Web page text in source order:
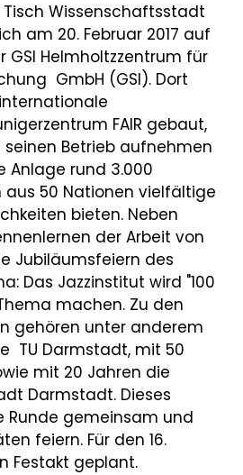
Tisch Wissenschaftsstadt
am 20. Februar 2017 auf
GSI Helmholtzzentrum für
GmbH (GSI). Dort
FAIR gebaut,
seinen Betrieb aufnehmen
Anlage rund 3.000
50 Nationen vielfältige
bieten. Neben
der Arbeit von
Jubiläumsfeiern des
Das Jazzinstitut wird "100
machen. Zu den
gehören unter anderem
TU Darmstadt, mit 50
mit 20 Jahren die
Darmstadt. Dieses
Runde gemeinsam und
feiern. Für den 16.
Festakt geplant.